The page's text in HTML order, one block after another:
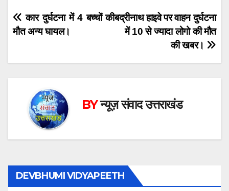
Post
navigation
बद्रीनाथ हाइवे पर वाहन दुर्घटना
में 10 से ज्यादा लोगो की मौत
की खबर।
कार दुर्घटना में 4 बच्चों की
मौत अन्य घायल।
BYन्यूज़ संवाद उत्तराखंड
DEVBHUMI VIDYAPEETH